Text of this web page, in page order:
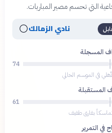
التي تحسم مصير المباريات.
نادي الزمالك⚪
المسجلة
74
في الموسم الحالي
المستقبلة
61
تماسكاً بفارق طفيف
في التمرير